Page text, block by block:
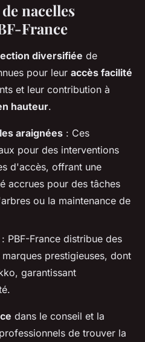
nacelles
France
diversifiée de
pour leur accès facilité
et leur contribution à
hauteur.
araignées : Ces
pour des interventions
d'accès, offrant une
accrues pour des tâches
ou la maintenance de
: PBF-France distribue des
prestigieuses, dont
garantissant
dans le conseil et la
de trouver la